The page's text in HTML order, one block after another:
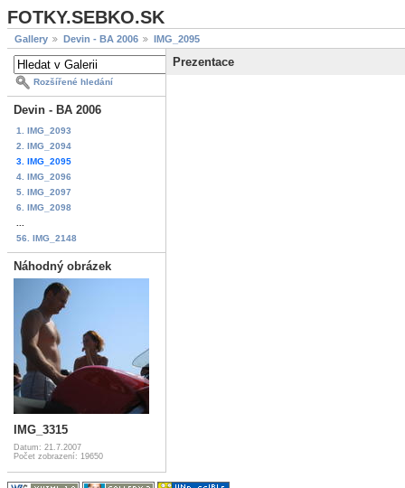
FOTKY.SEBKO.SK
Gallery Devin - BA 2006 IMG_2095
Rozšířené hledání
Devin - BA 2006
1. IMG_2093
2. IMG_2094
3. IMG_2095
4. IMG_2096
5. IMG_2097
6. IMG_2098
56. IMG_2148
Náhodný obrázek
IMG_3315
Datum: 21.7.2007
Počet zobrazení: 19650
Prezentace